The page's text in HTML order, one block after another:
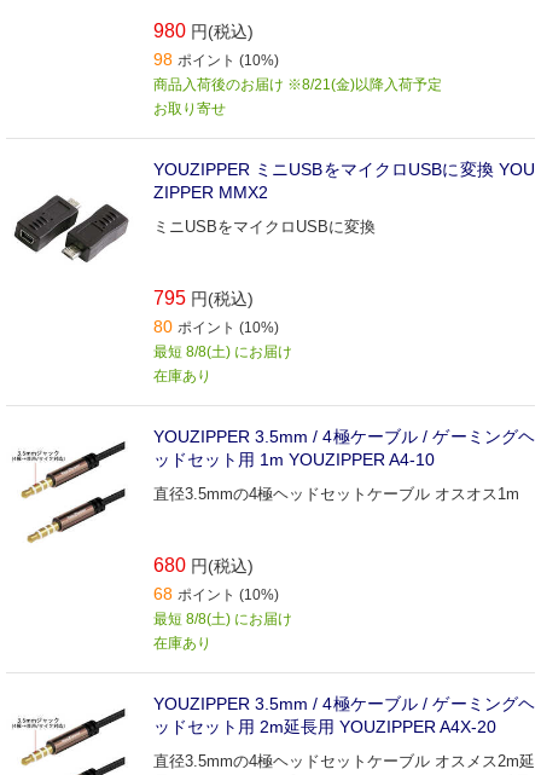
980 円(税込)
98 ポイント (10%)
商品入荷後のお届け ※8/21(金)以降入荷予定
お取り寄せ
YOUZIPPER ミニUSBをマイクロUSBに変換 YOU
ZIPPER MMX2
ミニUSBをマイクロUSBに変換
795 円(税込)
80 ポイント (10%)
最短 8/8(土) にお届け
在庫あり
YOUZIPPER 3.5mm / 4極ケーブル / ゲーミングヘ
ッドセット用 1m YOUZIPPER A4-10
直径3.5mmの4極ヘッドセットケーブル オスオス1m
680 円(税込)
68 ポイント (10%)
最短 8/8(土) にお届け
在庫あり
YOUZIPPER 3.5mm / 4極ケーブル / ゲーミングヘ
ッドセット用 2m延長用 YOUZIPPER A4X-20
直径3.5mmの4極ヘッドセットケーブル オスメス2m延